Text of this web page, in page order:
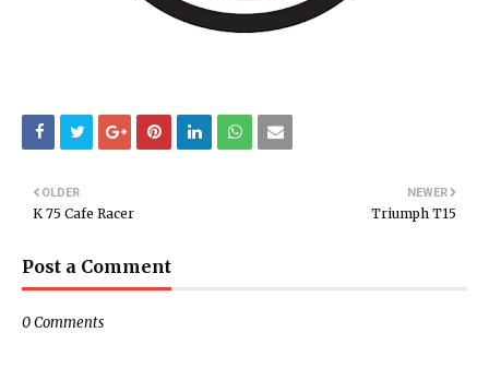
NEWER
Triumph T15
OLDER
K 75 Cafe Racer
Post a Comment
0 Comments